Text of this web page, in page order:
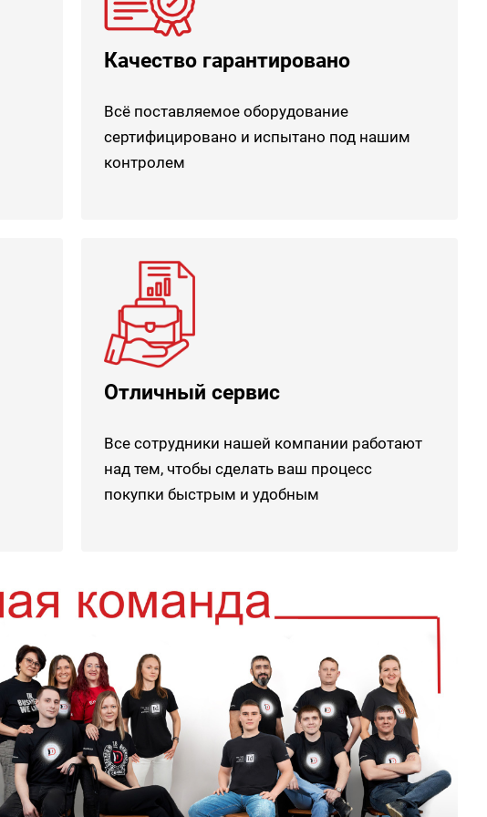
Качество гарантировано
Всё поставляемое оборудование
сертифицировано и испытано под нашим
контролем
Отличный сервис
Все сотрудники нашей компании работают
над тем, чтобы сделать ваш процесс
покупки быстрым и удобным